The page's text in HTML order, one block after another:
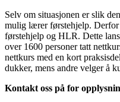
Selv om situasjonen er slik
mulig lærer førstehjelp.
førstehjelp og HLR. Dette
over 1600 personer tatt
nettkurs med en kort
dukker, mens andre velger å
Kontakt oss på for